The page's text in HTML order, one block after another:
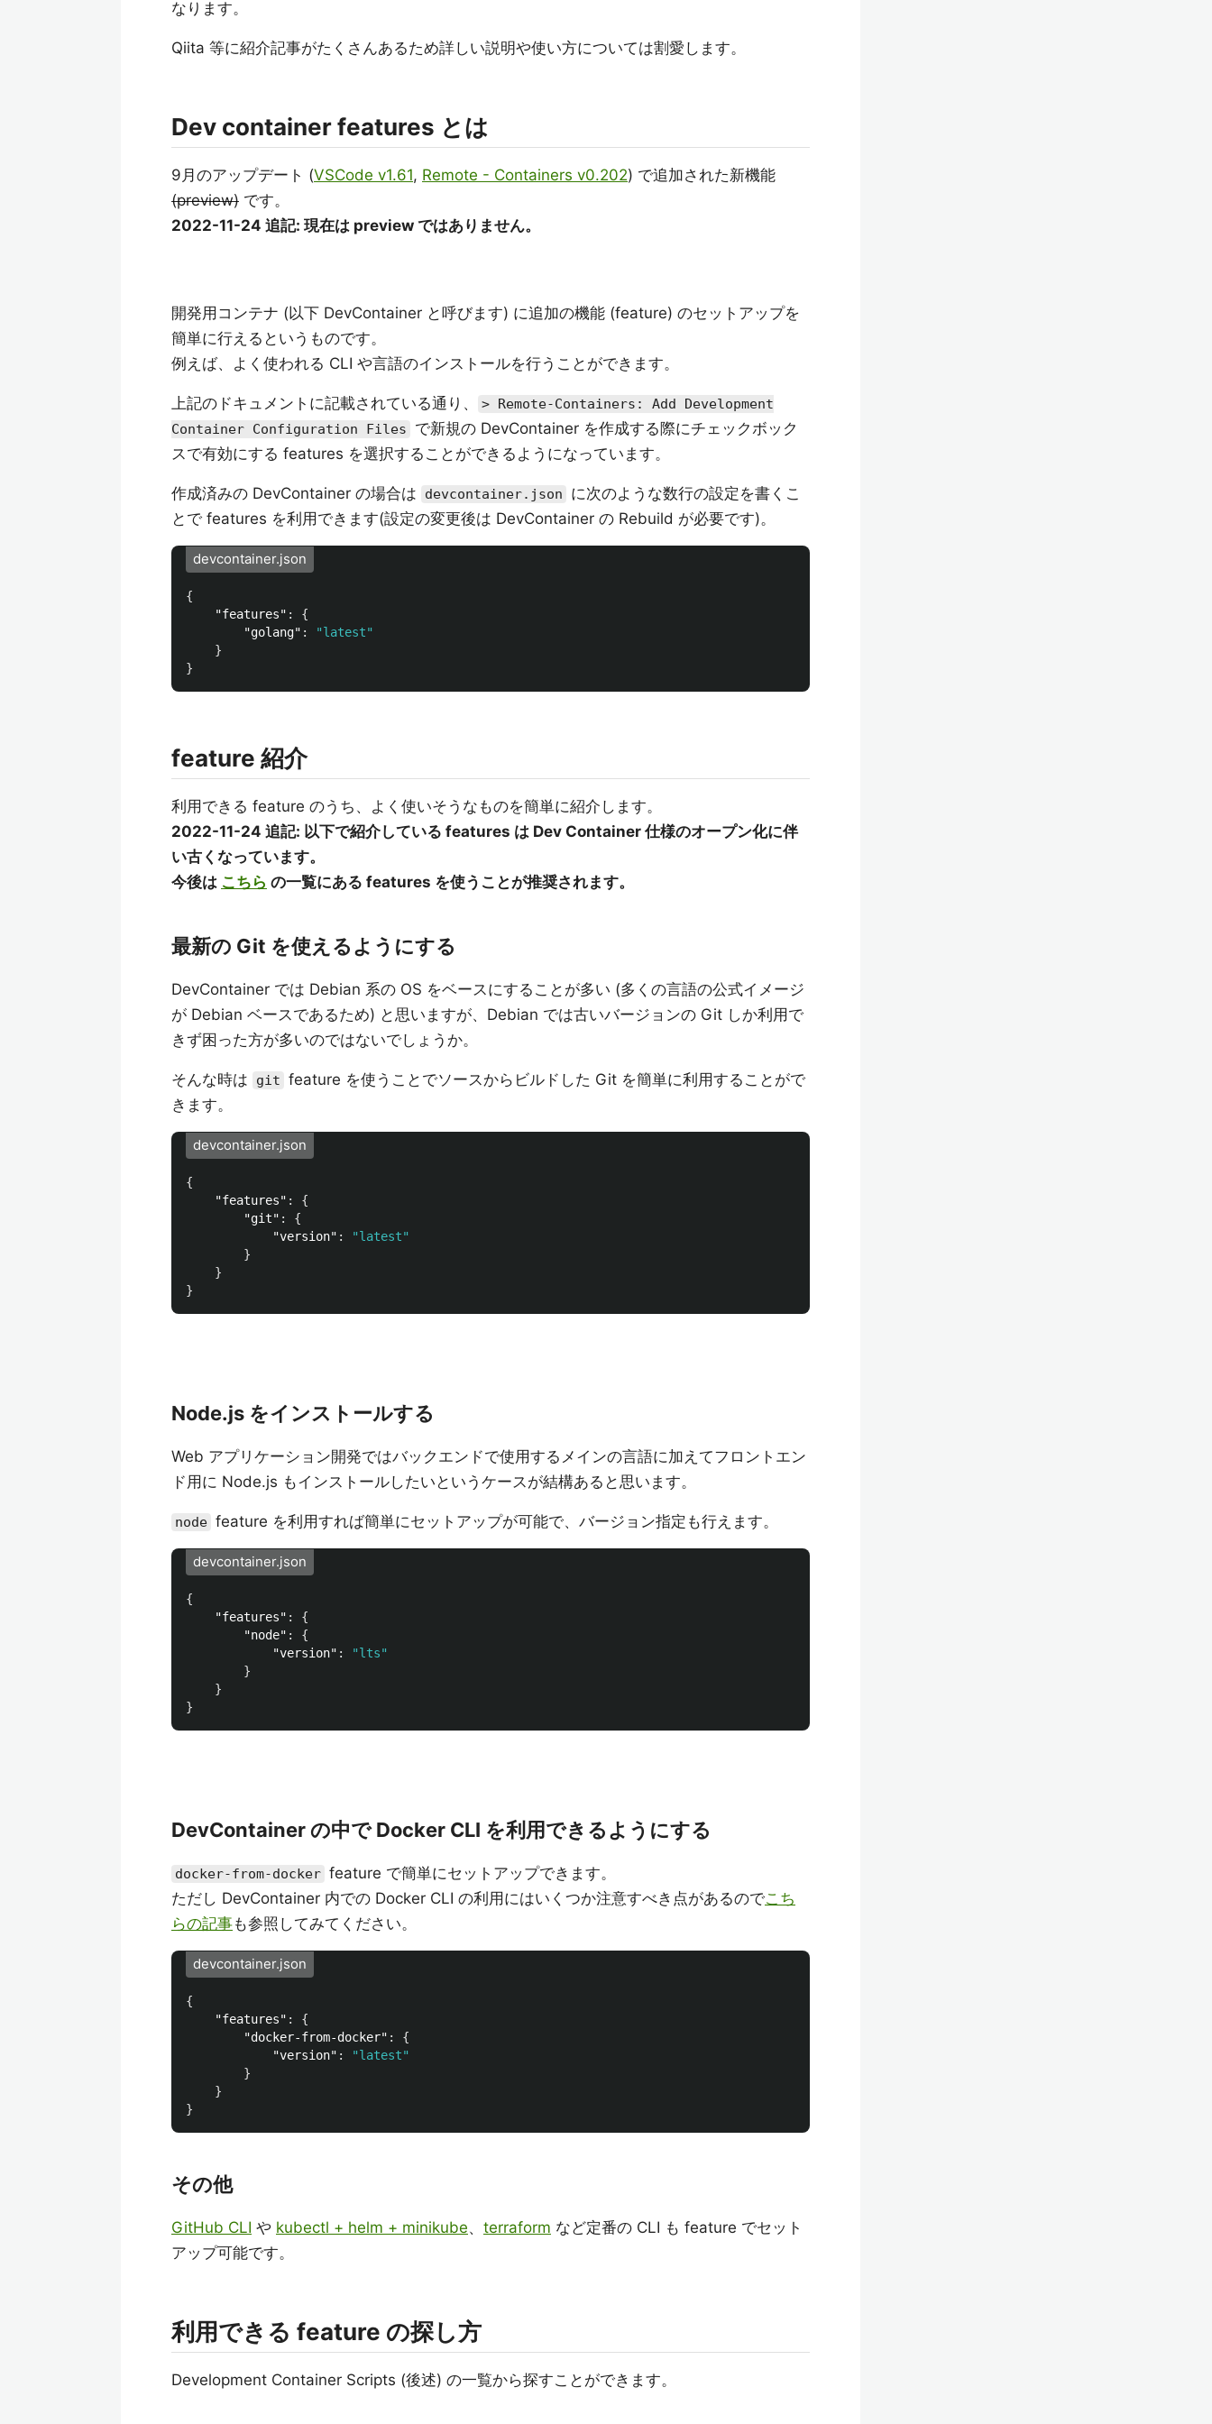
なります。
Qiita 等に紹介記事がたくさんあるため詳しい説明や使い方については割愛します。
Dev container features とは
9月のアップデート (VSCode v1.61, Remote - Containers v0.202) で追加された新機能
(preview) です。
2022-11-24 追記: 現在は preview ではありません。
開発用コンテナ (以下 DevContainer と呼びます) に追加の機能 (feature) のセットアップを
簡単に行えるというものです。
例えば、よく使われる CLI や言語のインストールを行うことができます。
上記のドキュメントに記載されている通り、
> Remote-Containers: Add Development
Container Configuration Files
で新規の DevContainer を作成する際にチェックボック
スで有効にする features を選択することができるようになっています。
作成済みの DevContainer の場合は devcontainer.json
に次のような数行の設定を書くこ
とで features を利用できます(設定の変更後は DevContainer の Rebuild が必要です)。
devcontainer.json
{
"features" :
{
"golang" :
"latest"
}
}
feature 紹介
利用できる feature のうち、よく使いそうなものを簡単に紹介します。
2022-11-24 追記: 以下で紹介している features は Dev Container 仕様のオープン化に伴
い古くなっています。
今後は こちら の一覧にある features を使うことが推奨されます。
最新の Git を使えるようにする
DevContainer では Debian 系の OS をベースにすることが多い (多くの言語の公式イメージ
が Debian ベースであるため) と思いますが、Debian では古いバージョンの Git しか利用で
きず困った方が多いのではないでしょうか。
そんな時は git feature を使うことでソースからビルドした Git を簡単に利用することがで
きます。
devcontainer.json
{
"features" :
{
"git" :
{
"version" :
"latest"
}
}
}
Node.js をインストールする
Web アプリケーション開発ではバックエンドで使用するメインの言語に加えてフロントエン
ド用に Node.js もインストールしたいというケースが結構あると思います。
node feature を利用すれば簡単にセットアップが可能で、バージョン指定も行えます。
devcontainer.json
{
"features" :
{
"node" :
{
"version" :
"lts"
}
}
}
DevContainer の中で Docker CLI を利用できるようにする
docker-from-docker feature で簡単にセットアップできます。
ただし DevContainer 内での Docker CLI の利用にはいくつか注意すべき点があるのでこち
らの記事も参照してみてください。
devcontainer.json
{
"features" :
{
"docker-from-docker" :
{
"version" :
"latest"
}
}
}
その他
GitHub CLI や kubectl + helm + minikube、 terraform など定番の CLI も feature でセット
アップ可能です。
利用できる feature の探し方
Development Container Scripts (後述) の一覧から探すことができます。